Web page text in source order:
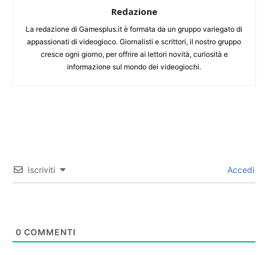
Redazione
La redazione di Gamesplus.it è formata da un gruppo variegato di
appassionati di videogioco. Giornalisti e scrittori, il nostro gruppo
cresce ogni giorno, per offrire ai lettori novità, curiosità e
informazione sul mondo dei videogiochi.
Iscriviti Accedi
0 COMMENTI